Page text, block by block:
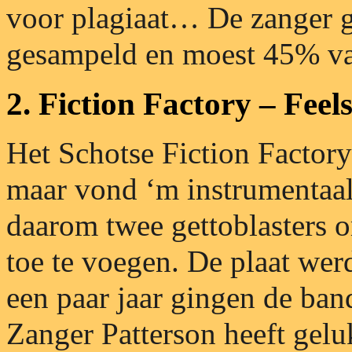
voor plagiaat… De zanger
gesampeld en moest 45%
2. Fiction Factory –
Het Schotse Fiction
maar vond ‘m
daarom twee gettoblasters
toe te voegen. De plaat
een paar jaar gingen de
Zanger Patterson heeft